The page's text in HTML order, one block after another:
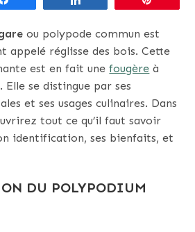
ou polypode commun est
appelé réglisse des bois. Cette
est en fait unefougère à
se distingue par ses
et ses usages culinaires. Dans
tout ce qu’il faut savoir
identification, ses bienfaits, et
DU POLYPODIUM